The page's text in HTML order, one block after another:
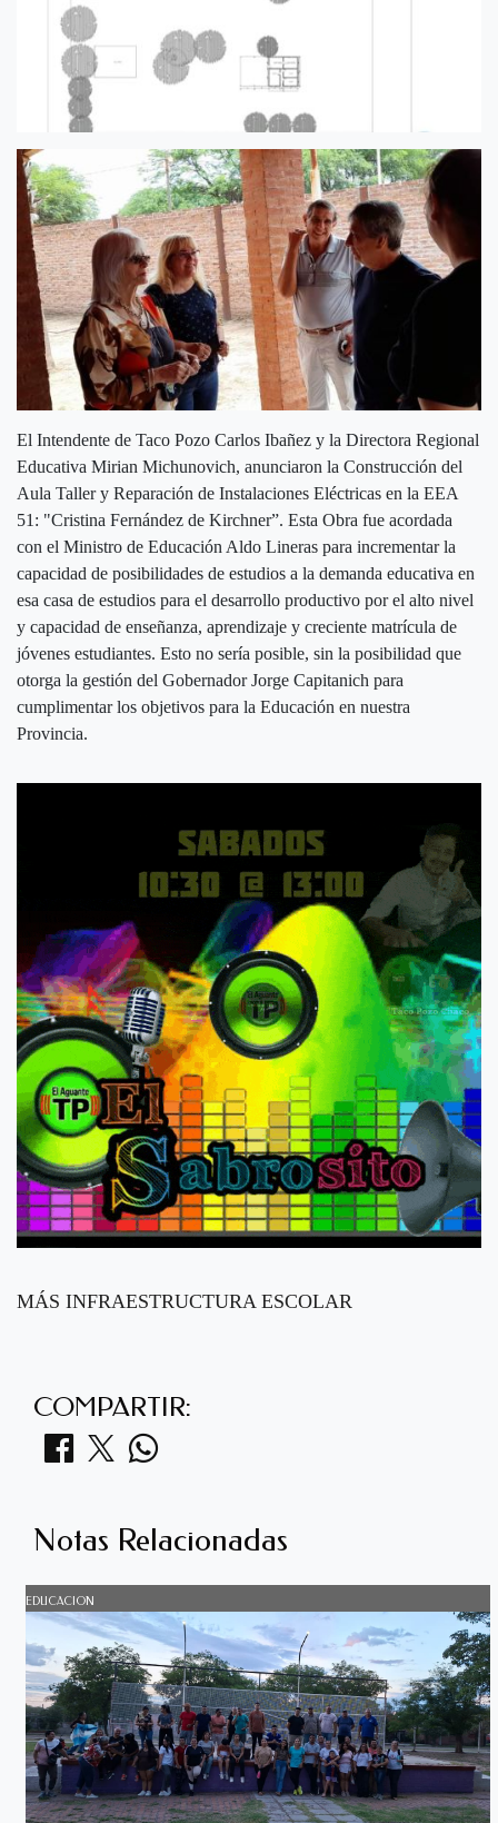
El Intendente de Taco Pozo Carlos Ibañez y la Directora Regional
Educativa Mirian Michunovich, anunciaron la Construcción del
Aula Taller y Reparación de Instalaciones Eléctricas en la EEA
51: "Cristina Fernández de Kirchner”. Esta Obra fue acordada
con el Ministro de Educación Aldo Lineras para incrementar la
capacidad de posibilidades de estudios a la demanda educativa en
esa casa de estudios para el desarrollo productivo por el alto nivel
y capacidad de enseñanza, aprendizaje y creciente matrícula de
jóvenes estudiantes. Esto no sería posible, sin la posibilidad que
otorga la gestión del Gobernador Jorge Capitanich para
cumplimentar los objetivos para la Educación en nuestra
Provincia.
MÁS INFRAESTRUCTURA ESCOLAR
COMPARTIR:
Notas Relacionadas
EDUCACION